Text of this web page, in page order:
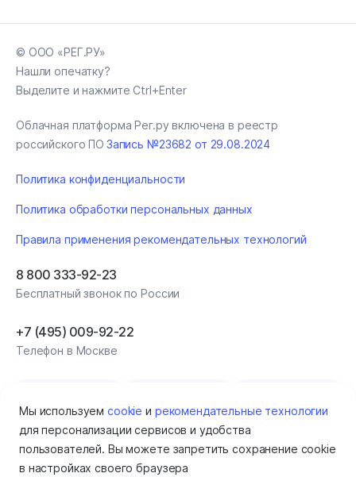
© ООО «РЕГ.РУ»
Нашли опечатку?
Выделите и нажмите Ctrl+Enter
Облачная платформа Рег.ру включена в реестр
российского ПО Запись №23682 от 29.08.2024
Политика конфиденциальности
Политика обработки персональных данных
Правила применения рекомендательных технологий
8 800 333-92-23
Бесплатный звонок по России
+7 (495) 009‑92‑22
Телефон в Москве
Мы используемcookie и рекомендательные технологии
для персонализации сервисов и удобства
пользователей. Вы можете запретить сохранение cookie
в настройках своего браузера